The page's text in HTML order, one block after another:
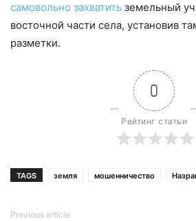
самовольно захватить земельный
восточной части села, установив
разметки.
0
Рейтинг статьи
TAGS земля мошенничество
Previous article